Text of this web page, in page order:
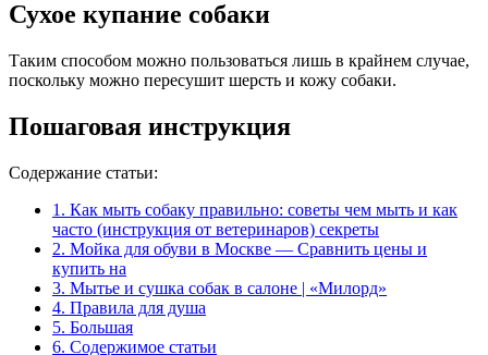
Сухое купание собаки
Таким способом можно пользоваться лишь в крайнем случае,
поскольку можно пересушит шерсть и кожу собаки.
Пошаговая инструкция
Содержание статьи:
1. Как мыть собаку правильно: советы чем мыть и как
часто (инструкция от ветеринаров) секреты
2. Мойка для обуви в Москве — Сравнить цены и
купить на
3. Мытье и сушка собак в салоне | «Милорд»
4. Правила для душа
5. Большая
6. Содержимое статьи